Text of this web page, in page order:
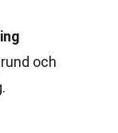
och